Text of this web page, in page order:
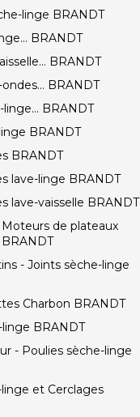
linge BRANDT
BRANDT
BRANDT
BRANDT
BRANDT
BRANDT
BRANDT
lave-linge BRANDT
lave-vaisselle BRANDT
Moteurs de plateaux
- Joints sèche-linge
Charbon BRANDT
BRANDT
- Poulies sèche-linge
et Cerclages